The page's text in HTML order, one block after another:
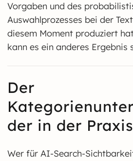
Vorgaben und des
Auswahlprozesses bei der
diesem Moment produziert
kann es ein anderes Ergebnis
Der
der in der
Wer für AI-Search-